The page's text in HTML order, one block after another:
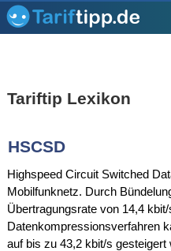
Tariftip Lexikon
HSCSD
Highspeed Circuit Switched
Mobilfunknetz. Durch
Übertragungsrate von 14,4
Datenkompressionsverfahren
auf bis zu 43,2 kbit/s